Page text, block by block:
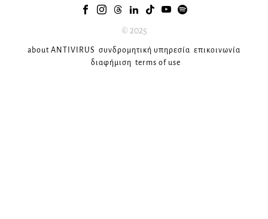
© 2025
about ANTIVIRUS συνδρομητική υπηρεσία επικοινωνία
διαφήμιση terms of use